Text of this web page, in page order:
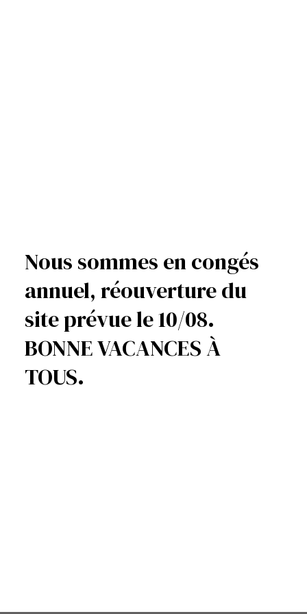
Nous sommes en congés
annuel, réouverture du
site prévue le 10/08.
BONNE VACANCES À
TOUS.